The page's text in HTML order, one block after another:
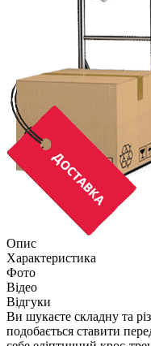
Опис
Характеристика
Фото
Відео
Відгуки
Ви шукаєте складну та
подобається ставити